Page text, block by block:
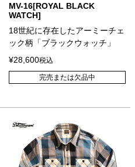
MV-16[ROYAL BLACK
WATCH]
18世紀に存在したアーミーチェ
ック柄「ブラックウォッチ」
¥28,600税込
完売または欠品中